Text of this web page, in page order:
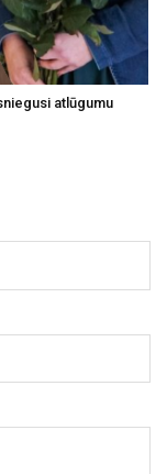
atlūgumu